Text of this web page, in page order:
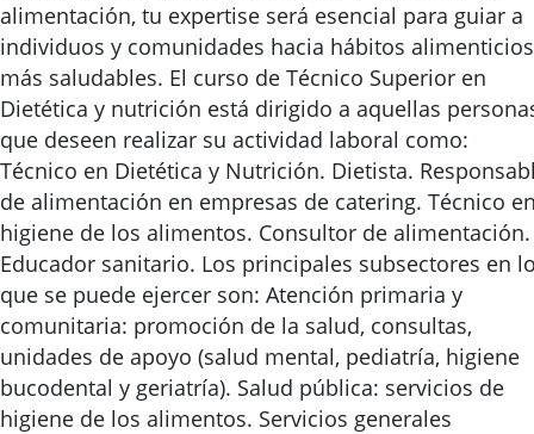
alimentación, tu expertise será esencial para guiar a
individuos y comunidades hacia hábitos alimenticios
más saludables. El curso de Técnico Superior en
Dietética y nutrición está dirigido a aquellas
que deseen realizar su actividad laboral como:
Técnico en Dietética y Nutrición. Dietista.
de alimentación en empresas de catering. Técnico
higiene de los alimentos. Consultor de alimentación.
Educador sanitario. Los principales subsectores en
que se puede ejercer son: Atención primaria y
comunitaria: promoción de la salud, consultas,
unidades de apoyo (salud mental, pediatría, higiene
bucodental y geriatría). Salud pública: servicios de
higiene de los alimentos. Servicios generales